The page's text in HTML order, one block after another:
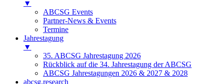
▼
ABCSG Events
Partner-News & Events
Termine
Jahrestagung
▼
35. ABCSG Jahrestagung 2026
Rückblick auf die 34. Jahrestagung der ABCSG
ABCSG Jahrestagungen 2026 & 2027 & 2028
abcsg.research